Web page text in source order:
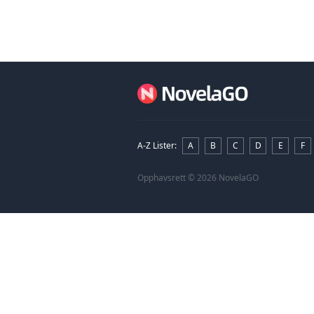
A-Z Lister: A B C D E F
Opphavsrett© 2026 NovelaGO